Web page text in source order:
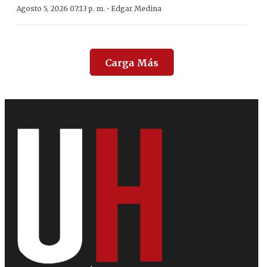
Agosto 5, 2026 07:13 p. m. · Edgar Medina
Carga Más